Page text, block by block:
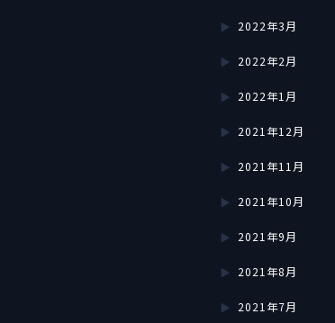
2022年3月
2022年2月
2022年1月
2021年12月
2021年11月
2021年10月
2021年9月
2021年8月
2021年7月